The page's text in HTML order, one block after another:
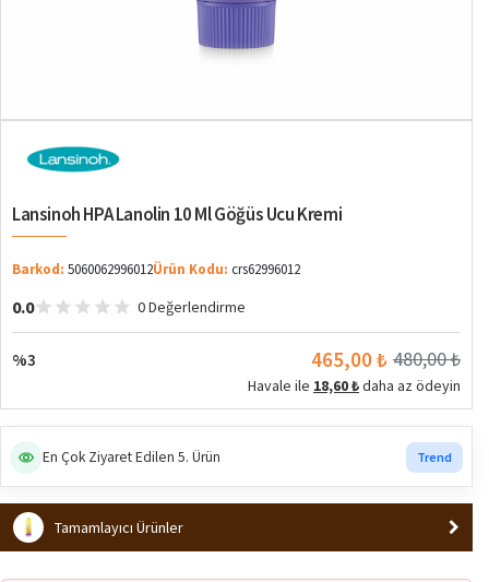
Lansinoh HPA Lanolin 10 Ml Göğüs Ucu Kremi
Barkod: 5060062996012Ürün Kodu: crs62996012
0.0 0 Değerlendirme
%3 465,00 ₺ 480,00 ₺
Havale ile 18,60 ₺daha az ödeyin
En Çok Ziyaret Edilen 5. Ürün Trend
Tamamlayıcı Ürünler